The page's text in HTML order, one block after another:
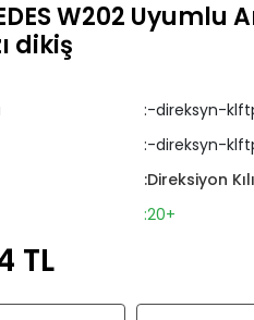
W202
dikiş
:-direksyn-
:-direksyn-
:Direksiyon
:20+
TL